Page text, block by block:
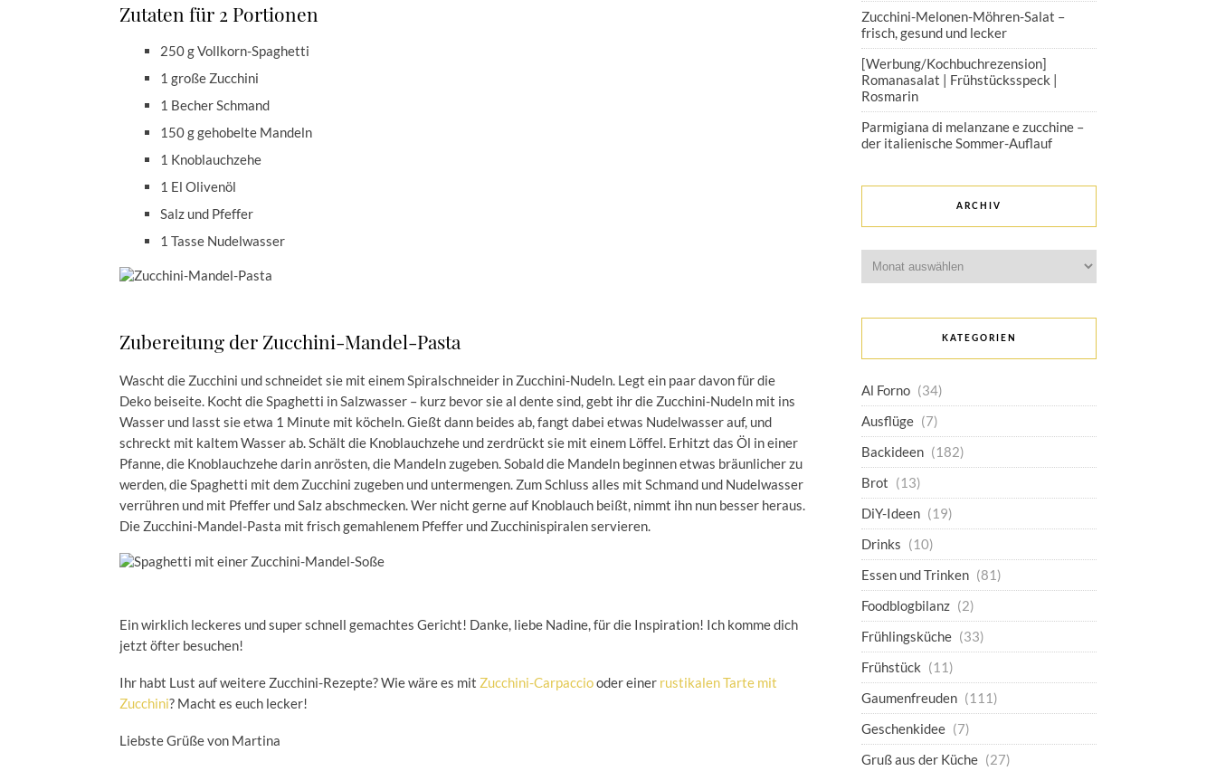
Zutaten für 2 Portionen
250 g Vollkorn-Spaghetti
1 große Zucchini
1 Becher Schmand
150 g gehobelte Mandeln
1 Knoblauchzehe
1 El Olivenöl
Salz und Pfeffer
1 Tasse Nudelwasser
Zubereitung der Zucchini-Mandel-Pasta
Wascht die Zucchini und schneidet sie mit einem Spiralschneider in Zucchini-Nudeln. Legt ein paar davon für die
Deko beiseite. Kocht die Spaghetti in Salzwasser – kurz bevor sie al dente sind, gebt ihr die Zucchini-Nudeln mit ins
Wasser und lasst sie etwa 1 Minute mit köcheln. Gießt dann beides ab, fangt dabei etwas Nudelwasser auf, und
schreckt mit kaltem Wasser ab. Schält die Knoblauchzehe und zerdrückt sie mit einem Löffel. Erhitzt das Öl in einer
Pfanne, die Knoblauchzehe darin anrösten, die Mandeln zugeben. Sobald die Mandeln beginnen etwas bräunlicher zu
werden, die Spaghetti mit dem Zucchini zugeben und untermengen. Zum Schluss alles mit Schmand und Nudelwasser
verrühren und mit Pfeffer und Salz abschmecken. Wer nicht gerne auf Knoblauch beißt, nimmt ihn nun besser heraus.
Die Zucchini-Mandel-Pasta mit frisch gemahlenem Pfeffer und Zucchinispiralen servieren.
Ein wirklich leckeres und super schnell gemachtes Gericht! Danke, liebe Nadine, für die Inspiration! Ich komme dich
jetzt öfter besuchen!
Ihr habt Lust auf weitere Zucchini-Rezepte? Wie wäre es mit Zucchini-Carpacciooder einer rustikalen Tarte mit
Zucchini? Macht es euch lecker!
Liebste Grüße von Martina
Zucchini-Melonen-Möhren-Salat –
frisch, gesund und lecker
[Werbung/Kochbuchrezension]
Romanasalat | Frühstücksspeck |
Rosmarin
Parmigiana di melanzane e zucchine –
der italienische Sommer-Auflauf
ARCHIV
KATEGORIEN
Al Forno (34)
Ausflüge (7)
Backideen (182)
Brot (13)
DiY-Ideen (19)
Drinks (10)
Essen und Trinken (81)
Foodblogbilanz (2)
Frühlingsküche (33)
Frühstück (11)
Gaumenfreuden (111)
Geschenkidee (7)
Gruß aus der Küche (27)